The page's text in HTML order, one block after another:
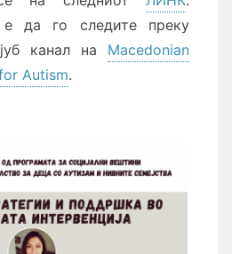
е да го следите преку
канал на Macedonian
Autism.